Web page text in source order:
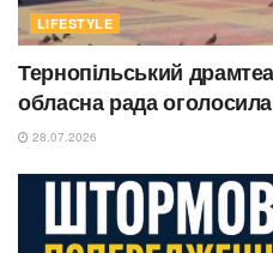
LIFESTYLE
Тернопільський
обласна рада
28.07.2026